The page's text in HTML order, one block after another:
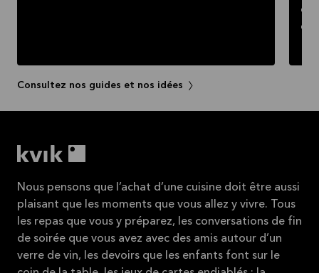
Consultez nos guides et nos idées
Nous pensons que l’achat d’une cuisine doit être aussi
plaisant que les moments que vous allez y vivre. Tous
les repas que vous y préparez, les conversations de fin
de soirée que vous avez avec des amis autour d’un
verre de vin, les devoirs que les enfants font sur le